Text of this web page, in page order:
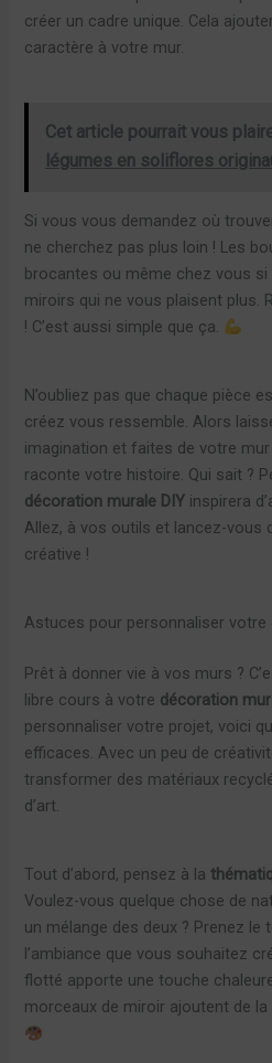
créer un cadre unique. Cela
caractère à votre mur.
Cet article pourrait vous
légumes en soliflores
Si vous vous demandez où
ne cherchez pas plus loin ! Les
brocantes ou même chez vous si
miroirs qui ne vous plaisent plus.
! C’est aussi simple que ça.
N’oubliez pas que chaque pièce
créez vous ressemble. Alors
imagination et faites de votre
raconte votre histoire. Qui sait ?
décoration murale DIY inspirera
Allez, à vos outils et lancez-vous
créative !
Astuces pour personnaliser votre
Prêt à donner vie à vos murs ?
libre cours à votre décoration
personnaliser votre projet, voici
efficaces. Avec un peu de
transformer des matériaux
d’art.
Tout d’abord, pensez à la
Voulez-vous quelque chose de
un mélange des deux ? Prenez le
l’ambiance que vous souhaitez
flotté apporte une touche
morceaux de miroir ajoutent de